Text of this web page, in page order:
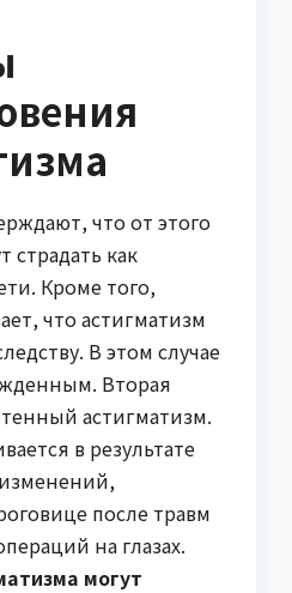
что от этого
страдать как
Кроме того,
что астигматизм
В этом случае
Вторая
астигматизм.
в результате
после травм
на глазах.
могут